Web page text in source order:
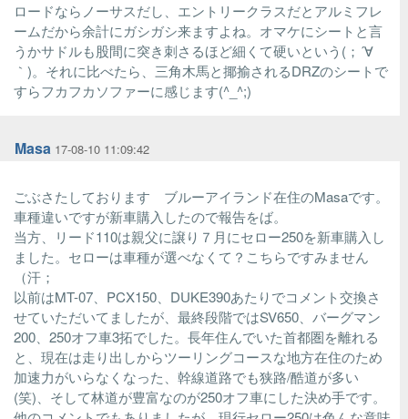
ロードならノーサスだし、エントリークラスだとアルミフレ
ームだから余計にガシガシ来ますよね。オマケにシートと言
うかサドルも股間に突き刺さるほど細くて硬いという(；´∀
｀)。それに比べたら、三角木馬と揶揄されるDRZのシートで
すらフカフカソファーに感じます(^_^;)
Masa 17-08-10 11:09:42
ごぶさたしております ブルーアイランド在住のMasaです。
車種違いですが新車購入したので報告をば。
当方、リード110は親父に譲り７月にセロー250を新車購入し
ました。セローは車種が選べなくて？こちらですみません
（汗；
以前はMT-07、PCX150、DUKE390あたりでコメント交換さ
せていただいてましたが、最終段階ではSV650、バーグマン
200、250オフ車3拓でした。長年住んでいた首都圏を離れる
と、現在は走り出しからツーリングコースな地方在住のため
加速力がいらなくなった、幹線道路でも狭路/酷道が多い
(笑)、そして林道が豊富なのが250オフ車にした決め手です。